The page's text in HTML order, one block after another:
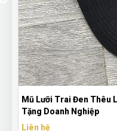
Nón Quà
Bút Bi
Theo Yêu